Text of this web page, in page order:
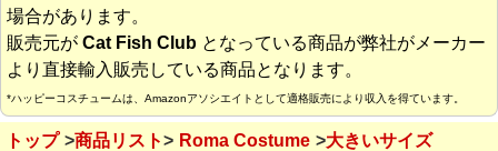
場合があります。
販売元が Cat Fish Club となっている商品が弊社がメーカー
より直接輸入販売している商品となります。
*ハッピーコスチュームは、Amazonアソシエイトとして適格販売により収入を得ています。
トップ 商品リスト Roma Costume 大きいサイズ